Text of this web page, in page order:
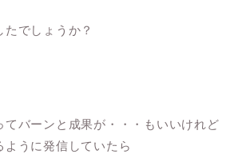
でしょうか？
てバーンと成果が・・・もいいけれど
うに発信していたら